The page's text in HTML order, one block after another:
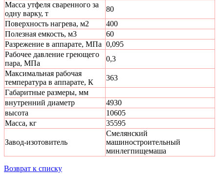
Масса утфеля сваренного за
одну варку, т
80
Поверхность нагрева, м2
400
Полезная емкость, м3
60
Разрежение в аппарате, МПа 0,095
Рабочее давление греющего
пара, МПа
0,3
Максимальная рабочая
температура в аппарате, К
363
Габаритные размеры, мм
внутренний диаметр
4930
высота
10605
Масса, кг
35595
Завод-изотовитель
Смелянский
машиностроительный
минлегпищемаша
Возврат к списку